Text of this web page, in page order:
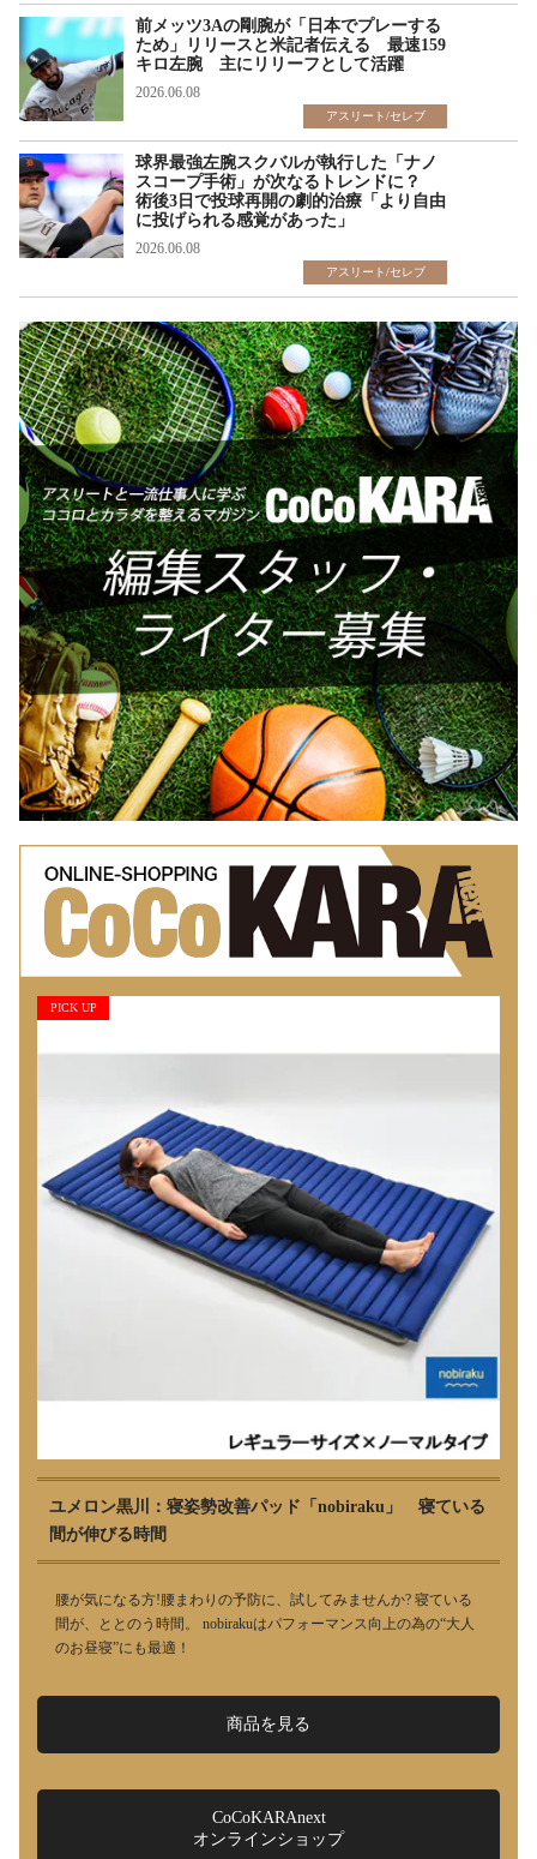
前メッツ3Aの剛腕が「日本でプレーする
ため」リリースと米記者伝える 最速159
キロ左腕 主にリリーフとして活躍
2026.06.08
アスリート/セレブ
球界最強左腕スクバルが執行した「ナノ
スコープ手術」が次なるトレンドに？
術後3日で投球再開の劇的治療「より自由
に投げられる感覚があった」
2026.06.08
アスリート/セレブ
PICK UP
ユメロン黒川：寝姿勢改善パッド「nobiraku」 寝ている
間が伸びる時間
腰が気になる方!腰まわりの予防に、試してみませんか? 寝ている
間が、ととのう時間。 nobirakuはパフォーマンス向上の為の“大人
のお昼寝”にも最適！
商品を見る
CoCoKARAnext
オンラインショップ